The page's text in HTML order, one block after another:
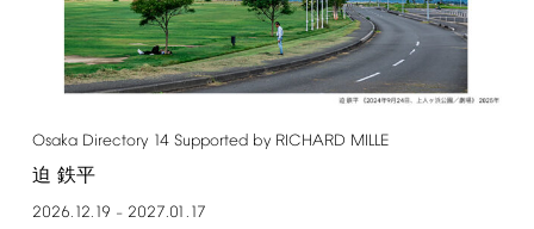
Osaka Directory 14 Supported by RICHARD MILLE
迫 鉄平
2026.12.19 – 2027.01.17